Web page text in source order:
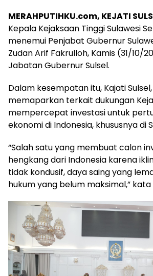
MERAHPUTIHKU.com, KEJATI
Kepala Kejaksaan Tinggi Sulawesi
menemui Penjabat Gubernur
Zudan Arif Fakrulloh, Kamis (31/10/
Jabatan Gubernur Sulsel.
Dalam kesempatan itu, Kajati
memaparkan terkait dukungan
mempercepat investasi untuk
ekonomi di Indonesia, khususnya di
“Salah satu yang membuat calon
hengkang dari Indonesia karena
tidak kondusif, daya saing yang
hukum yang belum maksimal,” kata